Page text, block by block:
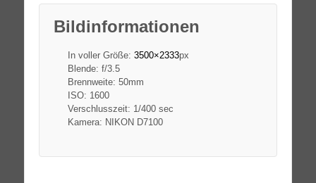
Bildinformationen
In voller Größe: 3500×2333px
Blende: f/3.5
Brennweite: 50mm
ISO: 1600
Verschlusszeit: 1/400 sec
Kamera: NIKON D7100